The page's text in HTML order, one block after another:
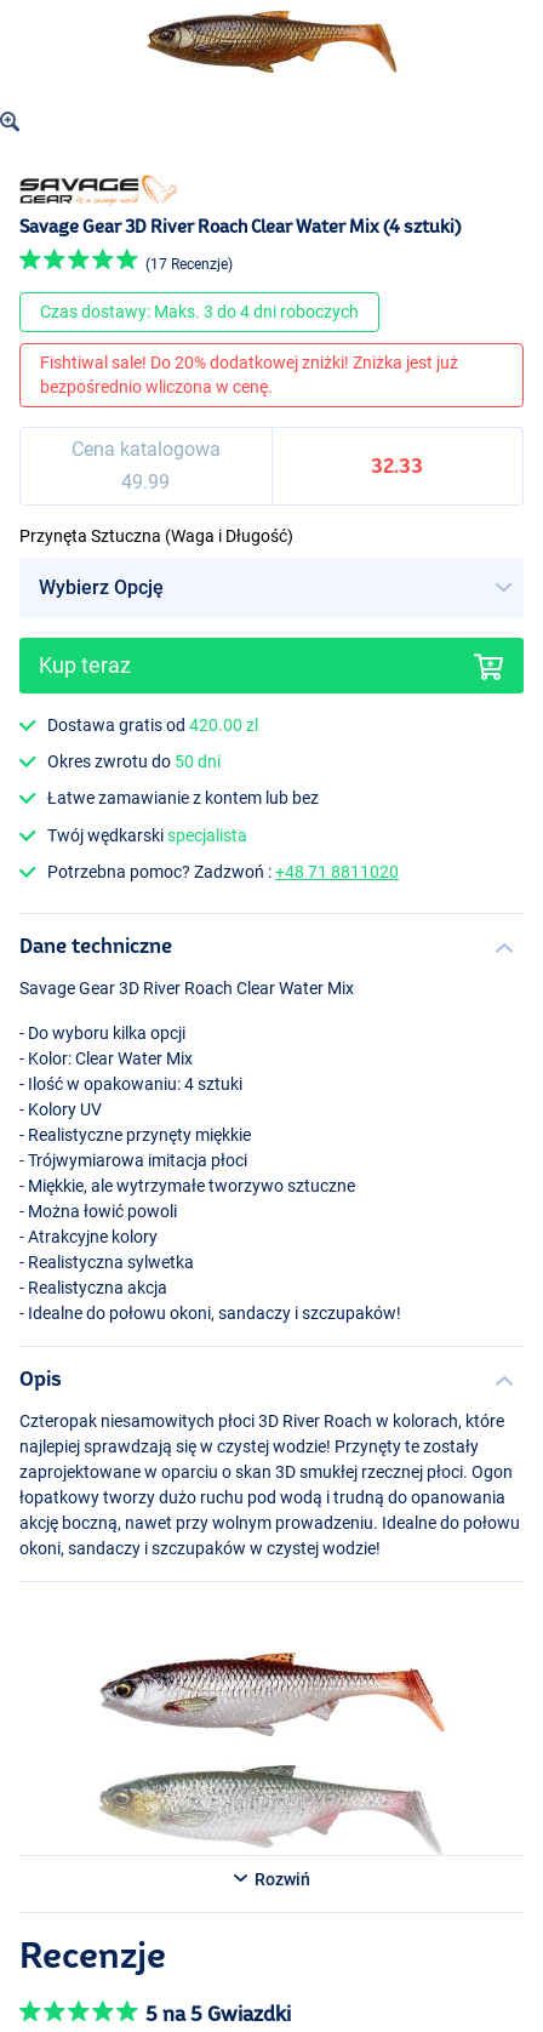
Savage Gear 3D River Roach Clear Water Mix (4 sztuki)
(17 Recenzje)
Czas dostawy: Maks. 3 do 4 dni roboczych
Fishtiwal sale! Do 20% dodatkowej zniżki! Zniżka jest już
bezpośrednio wliczona w cenę.
Cena katalogowa
49.99
32.33
Przynęta Sztuczna (Waga i Długość)
Kup teraz
Dostawa gratis od420.00 zl
Okres zwrotu do 50 dni
Łatwe zamawianie z kontem lub bez
Twój wędkarskispecjalista
Potrzebna pomoc? Zadzwoń :+48 71 8811020
Dane techniczne
Savage Gear 3D River Roach Clear Water Mix
- Do wyboru kilka opcji
- Kolor: Clear Water Mix
- Ilość w opakowaniu: 4 sztuki
- Kolory UV
- Realistyczne przynęty miękkie
- Trójwymiarowa imitacja płoci
- Miękkie, ale wytrzymałe tworzywo sztuczne
- Można łowić powoli
- Atrakcyjne kolory
- Realistyczna sylwetka
- Realistyczna akcja
- Idealne do połowu okoni, sandaczy i szczupaków!
Opis
Czteropak niesamowitych płoci 3D River Roach w kolorach, które
najlepiej sprawdzają się w czystej wodzie! Przynęty te zostały
zaprojektowane w oparciu o skan 3D smukłej rzecznej płoci. Ogon
łopatkowy tworzy dużo ruchu pod wodą i trudną do opanowania
akcję boczną, nawet przy wolnym prowadzeniu. Idealne do połowu
okoni, sandaczy i szczupaków w czystej wodzie!
Rozwiń
Recenzje
5 na 5 Gwiazdki